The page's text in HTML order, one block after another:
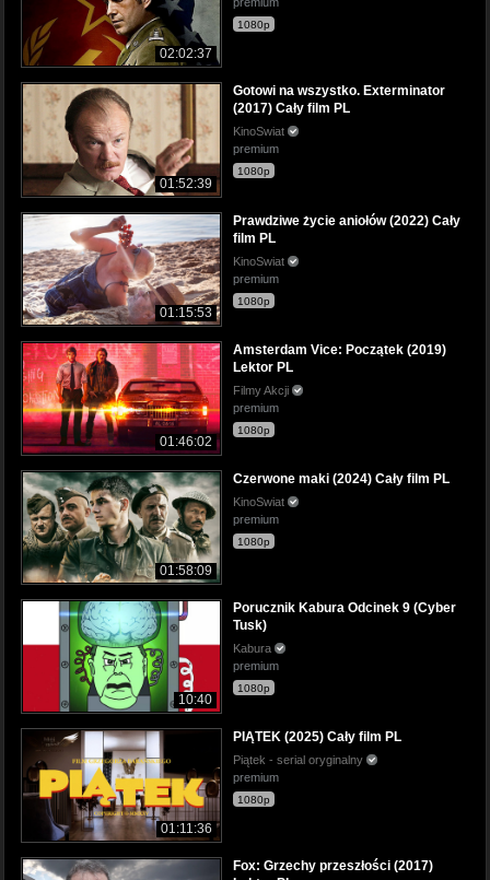
02:02:37
1080p
01:52:39
Gotowi na wszystko. Exterminator
(2017) Cały film PL
KinoSwiat
premium
1080p
01:15:53
Prawdziwe życie aniołów (2022) Cały
film PL
KinoSwiat
premium
1080p
01:46:02
Amsterdam Vice: Początek (2019)
Lektor PL
Filmy Akcji
premium
1080p
01:58:09
Czerwone maki (2024) Cały film PL
KinoSwiat
premium
1080p
10:40
Porucznik Kabura Odcinek 9 (Cyber
Tusk)
Kabura
premium
1080p
01:11:36
PIĄTEK (2025) Cały film PL
Piątek - serial oryginalny
premium
1080p
Fox: Grzechy przeszłości (2017)